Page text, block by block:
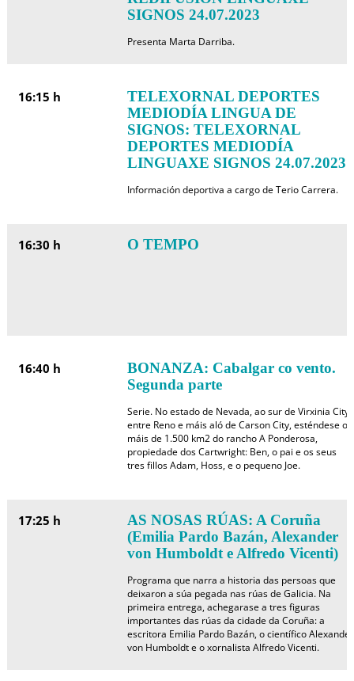
SIGNOS 24.07.2023
Presenta Marta Darriba.
16:15 h
TELEXORNAL DEPORTES
MEDIODÍA LINGUA DE
SIGNOS: TELEXORNAL
DEPORTES MEDIODÍA
LINGUAXE SIGNOS 24.07.2023
Información deportiva a cargo de Terio Carrera.
16:30 h O TEMPO
16:40 h
BONANZA: Cabalgar co vento.
Segunda parte
Serie. No estado de Nevada, ao sur de Virxinia City,
entre Reno e máis aló de Carson City, esténdese os
máis de 1.500 km2 do rancho A Ponderosa,
propiedade dos Cartwright: Ben, o pai e os seus
tres fillos Adam, Hoss, e o pequeno Joe.
17:25 h
AS NOSAS RÚAS: A Coruña
(Emilia Pardo Bazán, Alexander
von Humboldt e Alfredo Vicenti)
Programa que narra a historia das persoas que
deixaron a súa pegada nas rúas de Galicia. Na
primeira entrega, achegarase a tres figuras
importantes das rúas da cidade da Coruña: a
escritora Emilia Pardo Bazán, o científico Alexander
von Humboldt e o xornalista Alfredo Vicenti.